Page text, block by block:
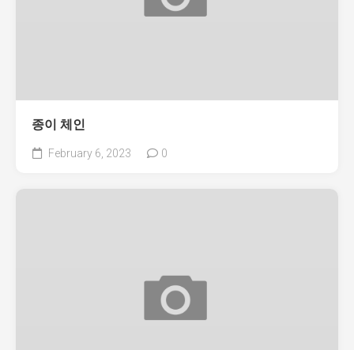
종이 체인
February 6, 2023 0